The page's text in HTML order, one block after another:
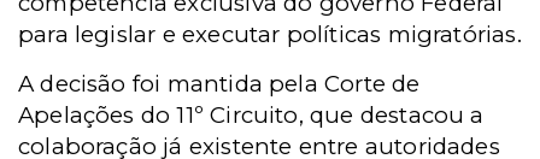
para legislar e executar políticas migratórias.
A decisão foi mantida pela Corte de
Apelações do 11º Circuito, que destacou a
colaboração já existente entre autoridades